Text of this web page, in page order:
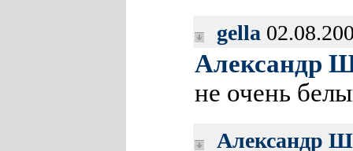
gella
Александр
не очень
Александр